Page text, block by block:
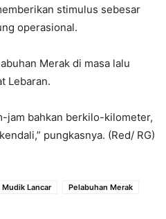
stimulus sebesar
operasional.
Merak di masa lalu
Lebaran.
jam bahkan berkilo-kilometer,
pungkasnya. (Red/ RG)
Mudik Lancar
Pelabuhan Merak